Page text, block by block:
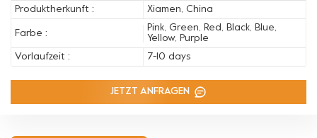
Produktherkunft :
Xiamen, China
Farbe :
Pink, Green, Red, Black, Blue,
Yellow, Purple
Vorlaufzeit :
7-10 days
JETZT ANFRAGEN